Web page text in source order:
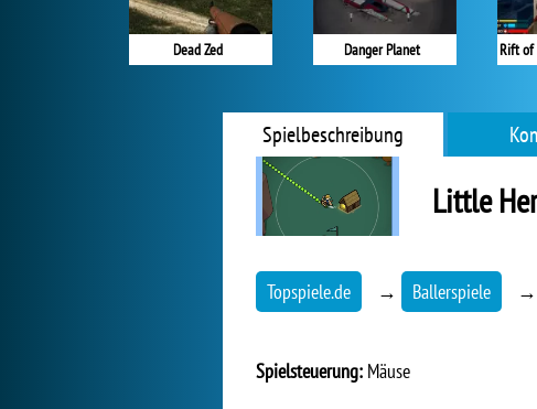
Dead Zed Danger Planet Rift of
Spielbeschreibung
Little
Topspiele.de → Ballerspiele →
Spielsteuerung: Mäuse